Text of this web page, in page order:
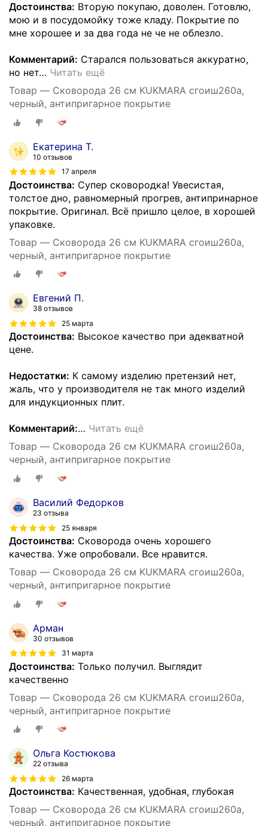
Достоинства: Вторую покупаю, доволен. Готовлю,
мою и в посудомойку тоже кладу. Покрытие по
мне хорошее и за два года не че не облезло.
Комментарий: Старался пользоваться аккуратно,
но нет… Читать ещё
Товар — Сковорода 26 см KUKMARA сгоиш260а,
черный, антипригарное покрытие
Екатерина Т.
10 отзывов
17 апреля
Достоинства: Супер сковородка! Увесистая,
толстое дно, равномерный прогрев, антипринарное
покрытие. Оригинал. Всё пришло целое, в хорошей
упаковке.
Товар — Сковорода 26 см KUKMARA сгоиш260а,
черный, антипригарное покрытие
Евгений П.
38 отзывов
25 марта
Достоинства: Высокое качество при адекватной
цене.
Недостатки: К самому изделию претензий нет,
жаль, что у производителя не так много изделий
для индукционных плит.
Комментарий:… Читать ещё
Товар — Сковорода 26 см KUKMARA сгоиш260а,
черный, антипригарное покрытие
Василий Федорков
23 отзыва
25 января
Достоинства: Сковорода очень хорошего
качества. Уже опробовали. Все нравится.
Товар — Сковорода 26 см KUKMARA сгоиш260а,
черный, антипригарное покрытие
Арман
30 отзывов
31 марта
Достоинства: Только получил. Выглядит
качественно
Товар — Сковорода 26 см KUKMARA сгоиш260а,
черный, антипригарное покрытие
Ольга Костюкова
22 отзыва
26 марта
Достоинства: Качественная, удобная, глубокая
Товар — Сковорода 26 см KUKMARA сгоиш260а,
черный, антипригарное покрытие